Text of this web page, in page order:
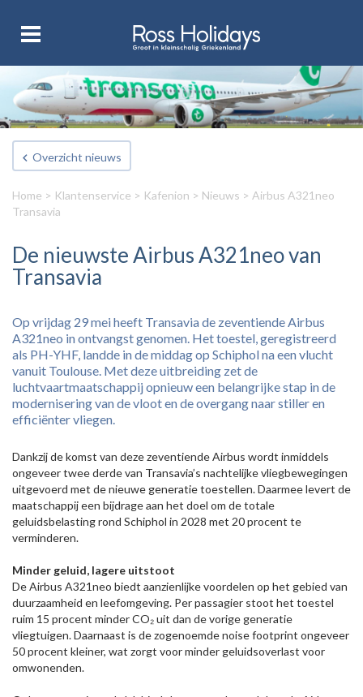
Overzicht nieuws
Home > Klantenservice > Kafenion > Nieuws > Airbus A321neo
Transavia
De nieuwste Airbus A321neo van
Transavia
Op vrijdag 29 mei heeft Transavia de zeventiende Airbus
A321neo in ontvangst genomen. Het toestel, geregistreerd
als PH-YHF, landde in de middag op Schiphol na een vlucht
vanuit Toulouse. Met deze uitbreiding zet de
luchtvaartmaatschappij opnieuw een belangrijke stap in de
modernisering van de vloot en de overgang naar stiller en
efficiënter vliegen.
Dankzij de komst van deze zeventiende Airbus wordt inmiddels
ongeveer twee derde van Transavia’s nachtelijke vliegbewegingen
uitgevoerd met de nieuwe generatie toestellen. Daarmee levert de
maatschappij een bijdrage aan het doel om de totale
geluidsbelasting rond Schiphol in 2028 met 20 procent te
verminderen.
Minder geluid, lagere uitstoot
De Airbus A321neo biedt aanzienlijke voordelen op het gebied van
duurzaamheid en leefomgeving. Per passagier stoot het toestel
ruim 15 procent minder CO₂ uit dan de vorige generatie
vliegtuigen. Daarnaast is de zogenoemde noise footprint ongeveer
50 procent kleiner, wat zorgt voor minder geluidsoverlast voor
omwonenden.